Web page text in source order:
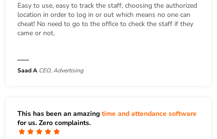
Easy to use, easy to track the staff, choosing the authorized
location in order to log in or out which means no one can
cheat! No need to go to the office to check the staff if they
came or not.
Saad A CEO, Advertising
This has been an amazing time and attendance software
for us. Zero complaints.